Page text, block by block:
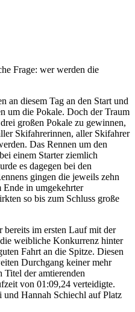
Frage: wer werden die
an diesem Tag an den Start und
um die Pokale. Doch der Traum
großen Pokale zu gewinnen,
Skifahrerinnen, aller Skifahrer
Das Rennen um den
einem Starter ziemlich
es dagegen bei den
gingen die jeweils zehn
Ende in umgekehrter
so bis zum Schluss große
im ersten Lauf mit der
weibliche Konkurrenz hinter
Fahrt an die Spitze. Diesen
Durchgang keiner mehr
Titel der amtierenden
von 01:09,24 verteidigte.
Hannah Schiechl auf Platz